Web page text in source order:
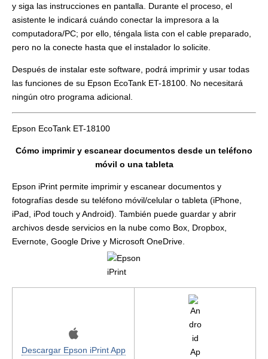
y siga las instrucciones en pantalla. Durante el proceso, el
asistente le indicará cuándo conectar la impresora a la
computadora/PC; por ello, téngala lista con el cable preparado,
pero no la conecte hasta que el instalador lo solicite.
Después de instalar este software, podrá imprimir y usar todas
las funciones de su Epson EcoTank ET-18100. No necesitará
ningún otro programa adicional.
Epson EcoTank ET-18100
Cómo imprimir y escanear documentos desde un teléfono
móvil o una tableta
Epson iPrint permite imprimir y escanear documentos y
fotografías desde su teléfono móvil/celular o tableta (iPhone,
iPad, iPod touch y Android). También puede guardar y abrir
archivos desde servicios en la nube como Box, Dropbox,
Evernote, Google Drive y Microsoft OneDrive.
Descargar Epson iPrint App